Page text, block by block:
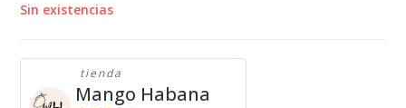
Sin existencias
tienda
Mango Habana